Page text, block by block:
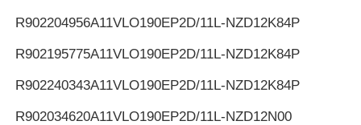
R902204956A11VLO190EP2D/11L-NZD12K84P
R902195775A11VLO190EP2D/11L-NZD12K84P
R902240343A11VLO190EP2D/11L-NZD12K84P
R902034620A11VLO190EP2D/11L-NZD12N00